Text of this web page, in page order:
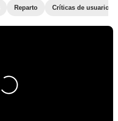
Reparto Críticas de usuarios